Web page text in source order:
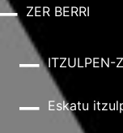
ZER BERRI
ITZULPEN-
Eskatu